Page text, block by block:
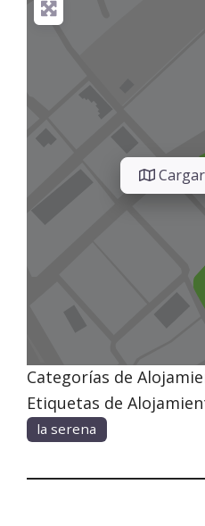
Categorías de
Etiquetas de
la serena